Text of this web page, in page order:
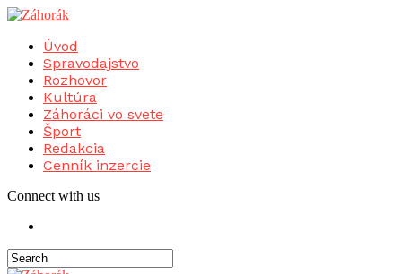
Úvod
Spravodajstvo
Rozhovor
Kultúra
Záhoráci vo svete
Šport
Redakcia
Cenník inzercie
Connect with us